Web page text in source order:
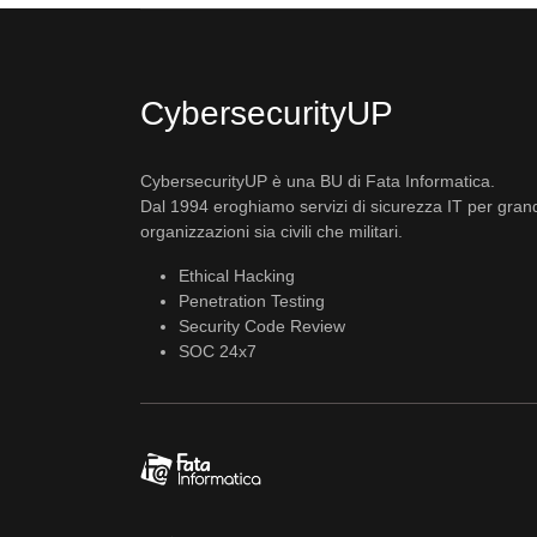
CybersecurityUP
CybersecurityUP è una BU di Fata Informatica.
Dal 1994 eroghiamo servizi di sicurezza IT per
organizzazioni sia civili che militari.
Ethical Hacking
Penetration Testing
Security Code Review
SOC 24x7